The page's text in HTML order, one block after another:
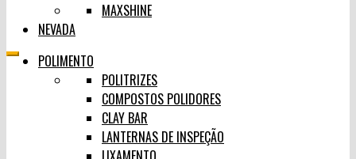
MAXSHINE
NEVADA
POLIMENTO
POLITRIZES
COMPOSTOS POLIDORES
CLAY BAR
LANTERNAS DE INSPEÇÃO